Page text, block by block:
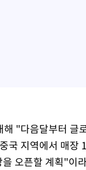
"다음달부터 글
국 지역에서 매장
오픈할 계획"이